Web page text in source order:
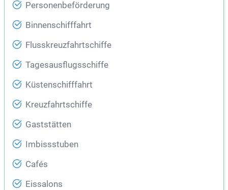
Personenbeförderung
Binnenschifffahrt
Flusskreuzfahrtschiffe
Tagesausflugsschiffe
Küstenschifffahrt
Kreuzfahrtschiffe
Gaststätten
Imbissstuben
Cafés
Eissalons